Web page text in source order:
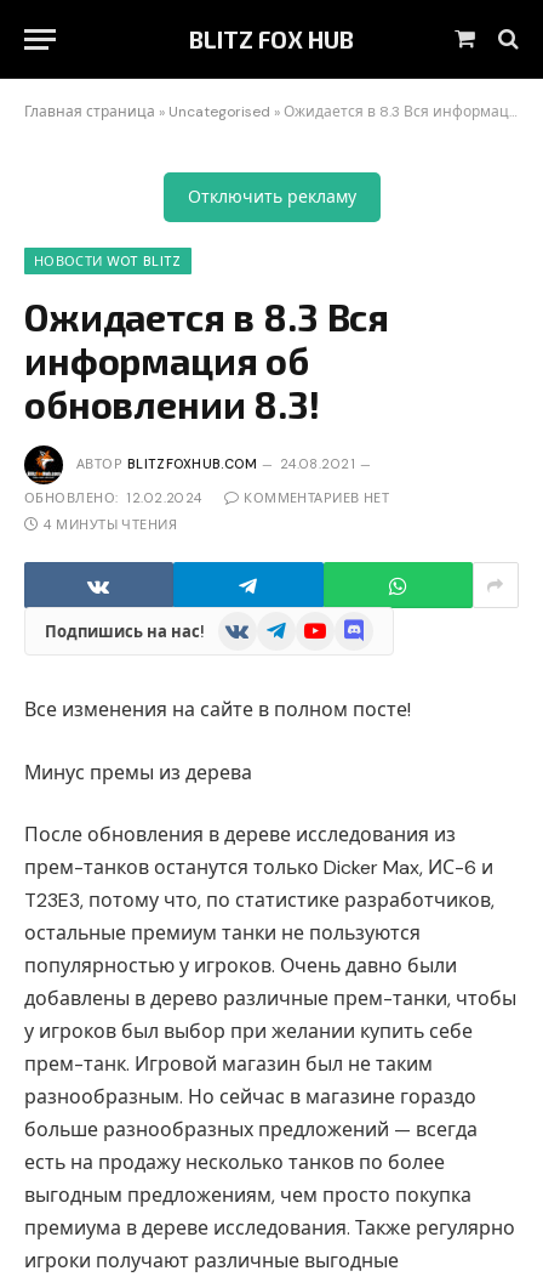
BLITZ FOX HUB Корзина
Главная страница » Uncategorised »Ожидается в 8.3 Вся информация об обновлении 8.3!
Отключить рекламу
НОВОСТИ WOT BLITZ
Ожидается в 8.3 Вся
информация об
обновлении 8.3!
АВТОР BLITZFOXHUB.COM 24.08.2021
ОБНОВЛЕНО: 12.02.2024
КОММЕНТАРИЕВ НЕТ
4 МИНУТЫ ЧТЕНИЯ
Подпишись на нас! VKontakteTelegramYouTubeDiscord
Все изменения на сайте в полном посте!
Минус премы из дерева
После обновления в дереве исследования из
прем-танков останутся только Dicker Max, ИС-6 и
T23E3, потому что, по статистике разработчиков,
остальные премиум танки не пользуются
популярностью у игроков. Очень давно были
добавлены в дерево различные прем-танки, чтобы
у игроков был выбор при желании купить себе
прем-танк. Игровой магазин был не таким
разнообразным. Но сейчас в магазине гораздо
больше разнообразных предложений — всегда
есть на продажу несколько танков по более
выгодным предложениям, чем просто покупка
премиума в дереве исследования. Также регулярно
игроки получают различные выгодные